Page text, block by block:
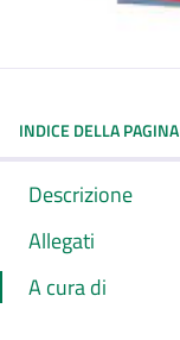
INDICE DELLA PAGINA
Descrizione
Allegati
A cura di